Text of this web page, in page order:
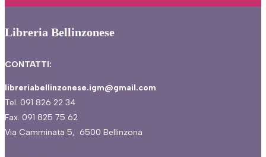
Libreria Bellinzonese
CONTATTI:
libreriabellinzonese.igm@gmail.com
Tel. 091 826 22 34
Fax. 091 825 75 62
Via Camminata 5, 6500 Bellinzona